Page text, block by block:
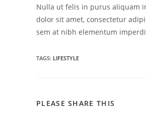
Nulla ut felis in purus aliquam
dolor sit amet, consectetur
sem at nibh elementum
TAGS: LIFESTYLE
PLEASE SHARE THIS